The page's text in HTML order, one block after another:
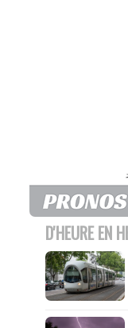
D'HEURE EN